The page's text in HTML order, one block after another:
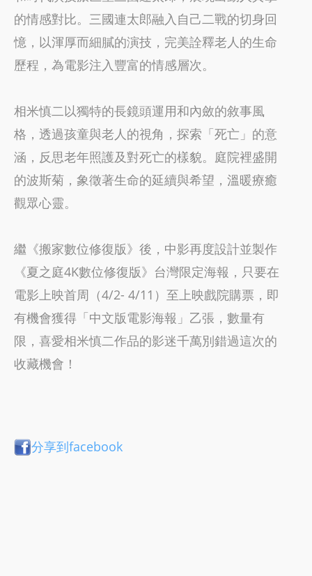
的情感對比。三國連太郎融入自己二戰的切身回
憶，以渾厚而細膩的演技，完美詮釋老人的生命
歷程，為電影注入豐富的情感層次。
相米慎二以獨特的長鏡頭運用和內斂的敘事風
格，透過孩童與老人的視角，探索「死亡」的意
涵，反思老年照護及對死亡的樣貌。庭院裡盛開
的波斯菊，象徵著生命的延續與希望，溫暖療癒
觀眾心靈。
繼《搬家數位修復版》後，中影再度設計並製作
《夏之庭4K數位修復版》台灣限定海報，只要在
電影上映首周（4/2- 4/11）至上映戲院購票，即
有機會獲得「中文版電影海報」乙張，數量有
限，喜愛相米慎二作品的影迷千萬別錯過這次的
收藏機會！
分享到facebook